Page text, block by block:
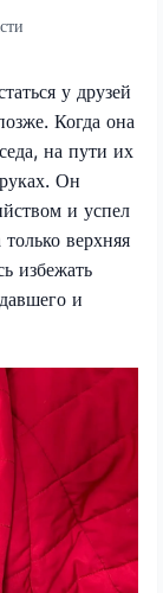
у друзей
Когда она
на пути их
Он
и успел
верхняя
избежать
и